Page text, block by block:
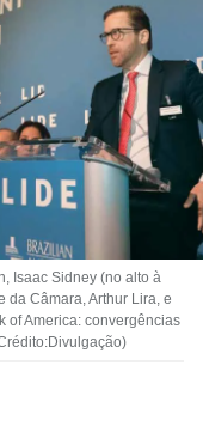
Isaac Sidney (no alto à
da Câmara, Arthur Lira, e
of America: convergências